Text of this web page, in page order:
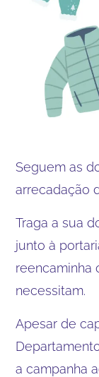
Seguem as
arrecadação
Traga a sua
junto à
reencaminha
necessitam.
Apesar de
a campanha